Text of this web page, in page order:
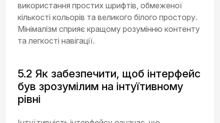
використання простих шрифтів, обмеженої
кількості кольорів та великого білого простору.
Мінімалізм сприяє кращому розумінню контенту
та легкості навігації.
5.2 Як забезпечити, щоб інтерфейс
був зрозумілим на інтуїтивному
рівні